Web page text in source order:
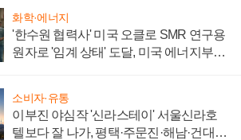
화학·에너지
'한수원 협력사' 미국 오클로 SMR 연구용
원자로 '임계 상태' 도달, 미국 에너지부
소비자·유통
이부진 야심작 '신라스테이' 서울신라호
텔보다 잘 나가, 평택·주문진·해남·건대로